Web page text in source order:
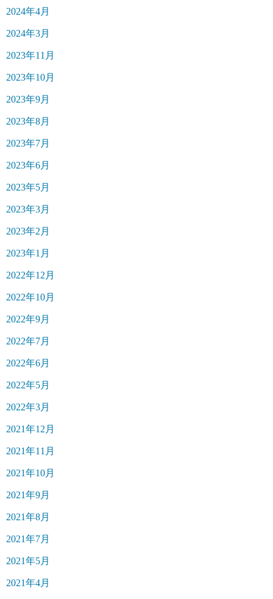
2024年4月
2024年3月
2023年11月
2023年10月
2023年9月
2023年8月
2023年7月
2023年6月
2023年5月
2023年3月
2023年2月
2023年1月
2022年12月
2022年10月
2022年9月
2022年7月
2022年6月
2022年5月
2022年3月
2021年12月
2021年11月
2021年10月
2021年9月
2021年8月
2021年7月
2021年5月
2021年4月